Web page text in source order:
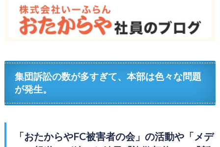
集団訴訟の数が多すぎて、本部は色々な問題
が発生。
「おたからやFC被害者の会」の活動や「メデ